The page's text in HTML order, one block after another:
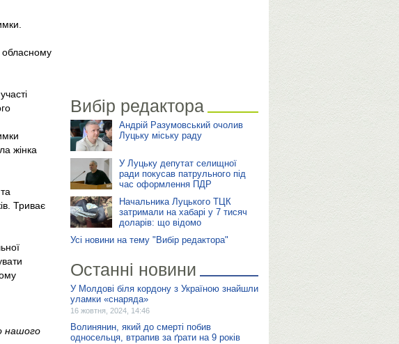
жінка
Триває
нашого
Вибір редактора
Андрій Разумовський очолив
Луцьку міську раду
У Луцьку депутат селищної
ради покусав патрульного під
час оформлення ПДР
Начальника Луцького ТЦК
затримали на хабарі у 7 тисяч
доларів: що відомо
Усі новини на тему "Вибір редактора"
Останні новини
У Молдові біля кордону з Україною знайшли
уламки «снаряда»
16 жовтня, 2024, 14:46
Волинянин, який до смерті побив
односельця, втрапив за ґрати на 9 років